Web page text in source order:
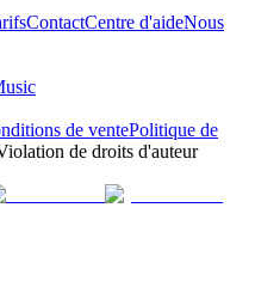
ContactCentre d'aideNous
de ventePolitique de
de droits d'auteur